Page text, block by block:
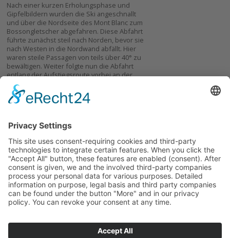
Nach einer kurzen Erholungsphase und
Gipfelbildern wurden die Ski angeschnallt
und über die Nordseite des Mont Blanc zum
Bossongletscher abgefahren. Diese Abfahrt
führte zunächst steil nach Norden, bevor sie
nach Westen in die Nordwand abfällt. Hier
waren steile Passagen von teils über 40° zu
bewältigen. Weiter folgte nun die Abfahrt
entlang der Aufstiegsroute vorbei an der
Grand Mullet-Hütte wieder zum
Gletscherbruch des Bossongletschers, der
wieder großteils zu Fuß überquert werden
Stunden Gehzeit die Mittelstation „Plan de
mit dem auf die erfolgreiche Besteigung
angestoßen wurde, ging es mit der Bahn
zurück nach Chamonix.
Ein besonderer Dank gilt Alwin Mold, der die
Gruppe professionell und sicher durch diese
beeindruckende und unvergessliche Tour
zum höchsten Punkt der Alpen geführt hat.